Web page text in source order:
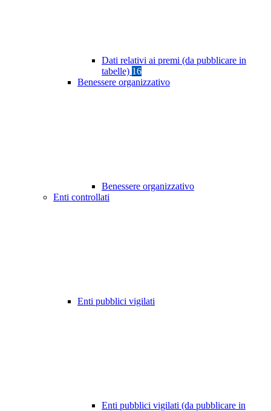
Dati relativi ai premi (da pubblicare in
tabelle) 16
Benessere organizzativo
Benessere organizzativo
Enti controllati
Enti pubblici vigilati
Enti pubblici vigilati (da pubblicare in